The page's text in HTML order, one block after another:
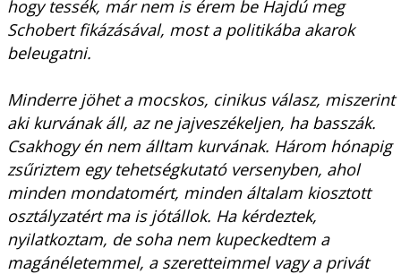
hogy tessék, már nem is érem be Hajdú meg
Schobert fikázásával, most a politikába akarok
beleugatni.
Minderre jöhet a mocskos, cinikus válasz, miszerint
aki kurvának áll, az ne jajveszékeljen, ha basszák.
Csakhogy én nem álltam kurvának. Három hónapig
zsűriztem egy tehetségkutató versenyben, ahol
minden mondatomért, minden általam kiosztott
osztályzatért ma is jótállok. Ha kérdeztek,
nyilatkoztam, de soha nem kupeckedtem a
magánéletemmel, a szeretteimmel vagy a privát